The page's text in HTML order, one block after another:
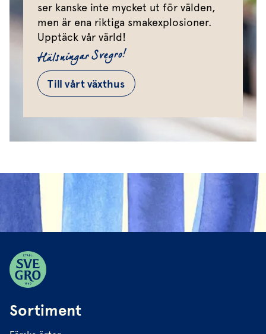
ser kanske inte mycket ut för välden,
men är ena riktiga smakexplosioner.
Upptäck vår värld!
Hälsningar Svegro!
Till vårt växthus
Sortiment